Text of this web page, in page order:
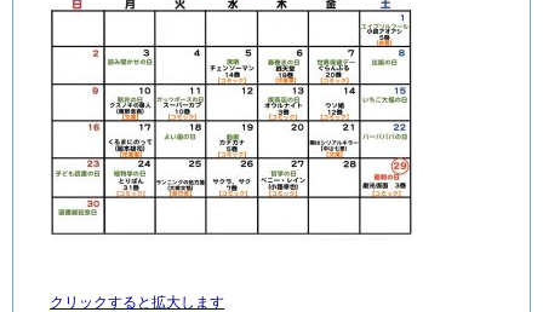
クリックすると拡大します